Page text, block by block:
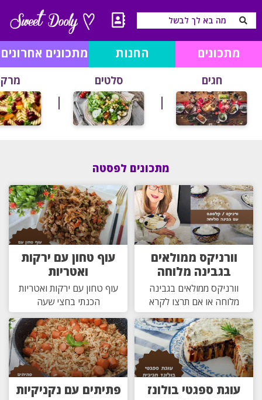
מתכונים החנות מתכונים אחרונים
חגים סלטים
מתכונים לפסטה
וורניקס ממולאים
בגבינה מלוחה
וורניקס ממולאים בגבינה
מלוחה או אם תרצו לקרא
עוף טחון עם ירקות
ואטריות
עוף טחון עם ירקות ואטריות
הכנתי בחצי שעה
עוגת ספגטי בולונז
פתיתים עם נקניקיות